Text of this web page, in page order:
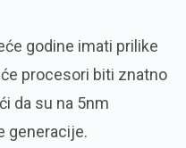
godine imati prilike
procesori biti znatno
da su na 5nm
generacije.